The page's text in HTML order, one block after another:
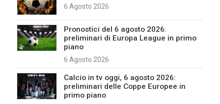
6 Agosto 2026
Pronostici del 6 agosto 2026:
preliminari di Europa League in primo
piano
6 Agosto 2026
Calcio in tv oggi, 6 agosto 2026:
preliminari delle Coppe Europee in
primo piano